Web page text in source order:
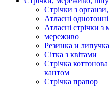
Стрічки з органзи,
Атласні
Атласні стрічки
мереживо
Резинка и липучка
Сітка з квітами
Стрічка
кантом
Стрічка прапор